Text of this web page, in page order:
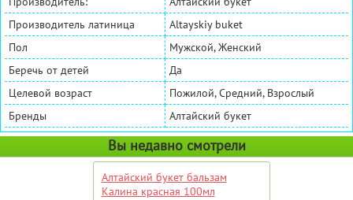
Производитель латиница
Altayskiy buket
Пол
Мужской, Женский
Беречь от детей
Да
Целевой возраст
Пожилой, Средний, Взрослый
Бренды
Алтайский букет
Вы недавно смотрели
Алтайский букет бальзам
Калина красная 100мл